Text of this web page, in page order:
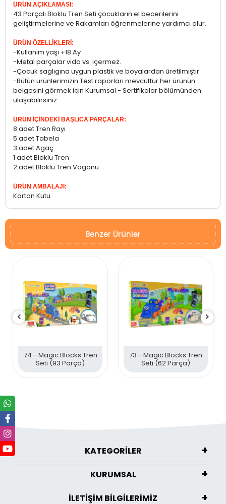
ÜRÜN AÇIKLAMASI:
43 Parçalı Bloklu Tren Seti çocukların el becerilerini
geliştirmelerine ve Rakamları öğrenmelerine yardımcı olur.
ÜRÜN ÖZELLİKLERİ:
-Kullanım yaşı +18 Ay
-Metal parçalar vida vs. içermez.
-Çocuk saglıgına uygun plastik ve boyalardan üretilmiştir.
-Bütün ürünlerimizin Test raporları mevcuttur her ürünün
belgesini görmek için Kurumsal - Sertifikalar bölümünden
ulaşabilirsiniz.
ÜRÜN İÇİNDEKİ BAŞLICA PARÇALAR:
8 adet Tren Rayı
5 adet Tabela
3 adet Agaç
1 adet Bloklu Tren
2 adet Bloklu Tren Vagonu
ÜRÜN AMBALAJI:
Karton Kutu
Benzer Ürünler
74 - Magic Blocks Tren
Seti (93 Parça)
73 - Magic Blocks Tren
Seti (62 Parça)
KATEGORİLER
KURUMSAL
İLETİŞİM BİLGİLERİMİZ